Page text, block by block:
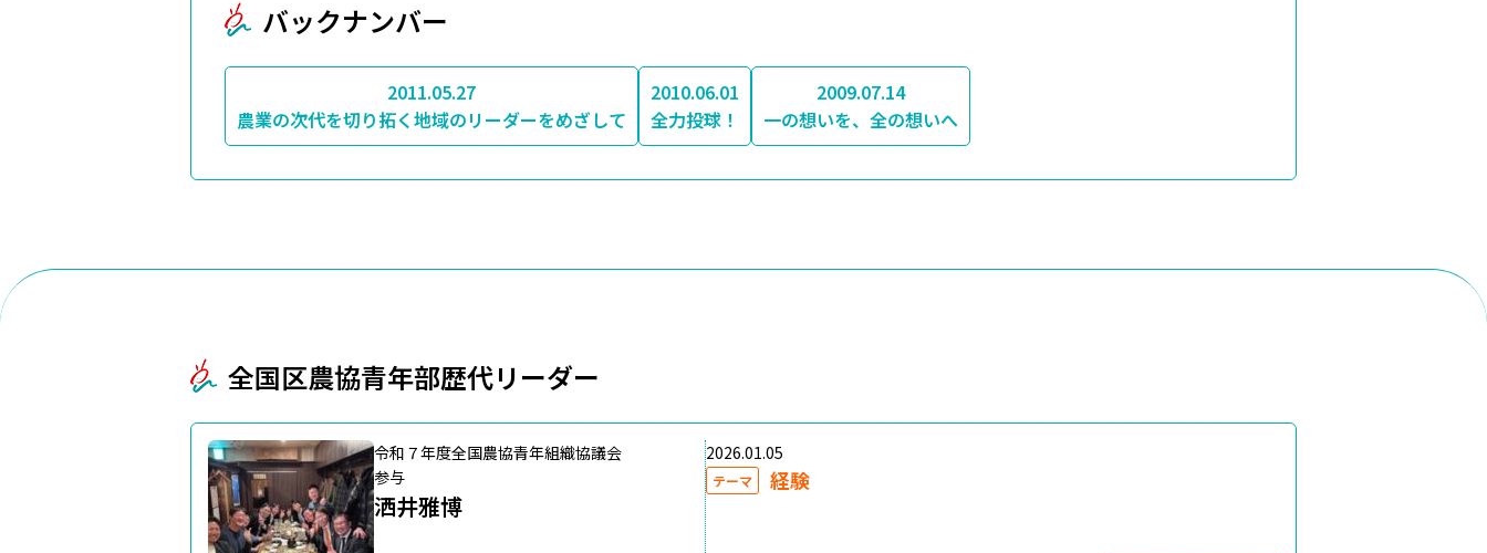
バックナンバー
2011.05.27
農業の次代を切り拓く地域のリーダーをめざして
2010.06.01
全力投球！
2009.07.14
一の想いを、全の想いへ
全国区農協青年部歴代リーダー
令和７年度全国農協青年組織協議会
参与
洒井雅博
2026.01.05
テーマ 経験